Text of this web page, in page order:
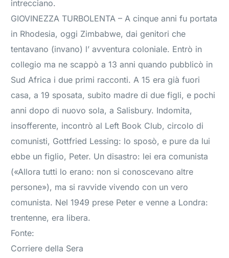
intrecciano.
GIOVINEZZA TURBOLENTA – A cinque anni fu portata
in Rhodesia, oggi Zimbabwe, dai genitori che
tentavano (invano) l’ avventura coloniale. Entrò in
collegio ma ne scappò a 13 anni quando pubblicò in
Sud Africa i due primi racconti. A 15 era già fuori
casa, a 19 sposata, subito madre di due figli, e pochi
anni dopo di nuovo sola, a Salisbury. Indomita,
insofferente, incontrò al Left Book Club, circolo di
comunisti, Gottfried Lessing: lo sposò, e pure da lui
ebbe un figlio, Peter. Un disastro: lei era comunista
(«Allora tutti lo erano: non si conoscevano altre
persone»), ma si ravvide vivendo con un vero
comunista. Nel 1949 prese Peter e venne a Londra:
trentenne, era libera.
Fonte:
Corriere della Sera